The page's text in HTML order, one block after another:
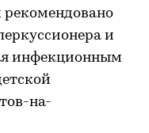
и
инфекционным
на-